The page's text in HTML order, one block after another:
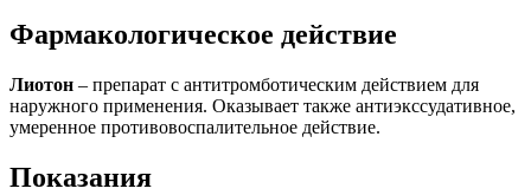
Фармакологическое действие
Лиотон – препарат с антитромботическим действием для
наружного применения. Оказывает также антиэкссудативное,
умеренное противовоспалительное действие.
Показания